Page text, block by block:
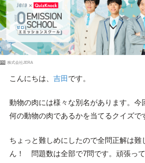
PR 株式会社JERA
こんにちは、 吉田です。
動物の肉には様々な別名があります。今
何の動物の肉であるかを当てるクイズで
ちょっと難しめにしたので全問正解は難
ん！ 問題数は全部で7問です。頑張って